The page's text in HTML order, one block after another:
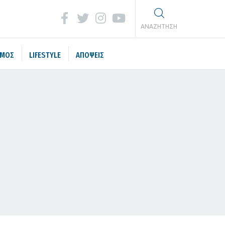
ΑΝΑΖΗΤΗΣΗ
LIFESTYLE ΑΠΟΨΕΙΣ